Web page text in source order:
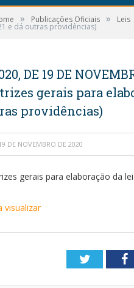
» Publicações Oficiais » Leis
e dá outras providências)
DE 19 DE
gerais para
providências)
DE NOVEMBRO DE 2020
gerais para elaboração da
visualizar
Twitter